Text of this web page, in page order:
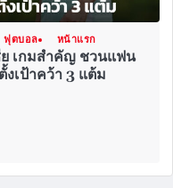
ฟุตบอล หน้าแรก
ย เกมสำคัญ ชวนแฟน
เป้าคว้า 3 แต้ม